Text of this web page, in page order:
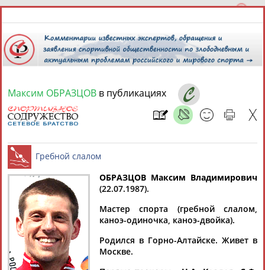
8 августа 2026 года,
СПОРТСМЕНЫ, ТРЕНЕРЫ И СПЕЦИАЛИСТЫ
Найдено: 1персона Расширенный поиск
Максим
ОБРАЗЦОВ
Максим ОБРАЗЦОВ в публикациях
Гребной слалом
ОБРАЗЦОВ Максим Владимирович
(22.07.1987).
Мастер спорта (гребной слалом,
каноэ-одиночка, каноэ-двойка).
Родился в Горно-Алтайске. Живет в
Москве.